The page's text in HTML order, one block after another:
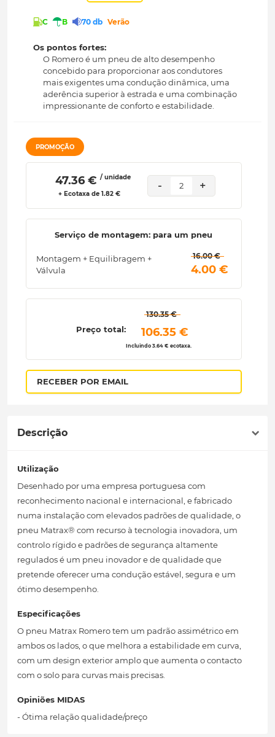
C B 70 db Verão
Os pontos fortes:
O Romero é um pneu de alto desempenho
concebido para proporcionar aos condutores
mais exigentes uma condução dinâmica, uma
aderência superior à estrada e uma combinação
impressionante de conforto e estabilidade.
PROMOÇÃO
47.36 € / unidade
+ Ecotaxa de 1.82 €
- 2 +
Serviço de montagem: para um pneu
Montagem + Equilibragem +
Válvula
16.00 €
4.00 €
Preço total:
130.35 €
106.35 €
Incluindo 3.64 € ecotaxa.
RECEBER POR EMAIL
Descrição
Utilização
Desenhado por uma empresa portuguesa com
reconhecimento nacional e internacional, e fabricado
numa instalação com elevados padrões de qualidade, o
pneu Matrax® com recurso à tecnologia inovadora, um
controlo rígido e padrões de segurança altamente
regulados é um pneu inovador e de qualidade que
pretende oferecer uma condução estável, segura e um
ótimo desempenho.
Especificações
O pneu Matrax Romero tem um padrão assimétrico em
ambos os lados, o que melhora a estabilidade em curva,
com um design exterior amplo que aumenta o contacto
com o solo para curvas mais precisas.
Opiniões MIDAS
- Ótima relação qualidade/preço